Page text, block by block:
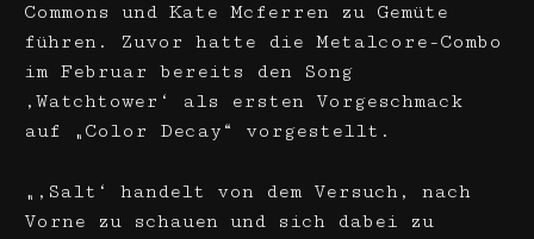
Commons und Kate Mcferren zu Gemüte
führen. Zuvor hatte die Metalcore-Combo
im Februar bereits den Song
‚Watchtower‘ als ersten Vorgeschmack
auf „Color Decay“ vorgestellt.
„‚Salt‘ handelt von dem Versuch, nach
Vorne zu schauen und sich dabei zu